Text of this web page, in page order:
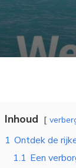
Inhoud
1 Ontdek de
1.1 Een